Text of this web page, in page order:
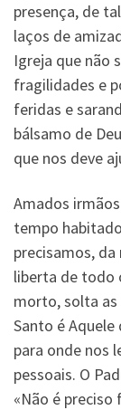
presença, de
laços de
Igreja que não
fragilidades e
feridas e
bálsamo de
que nos deve
Amados
tempo
precisamos, da
liberta de todo
morto, solta as
Santo é Aquele
para onde nos
pessoais. O
«Não é preciso